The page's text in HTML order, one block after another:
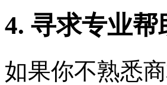
4. 寻求专业帮
如果你不熟悉